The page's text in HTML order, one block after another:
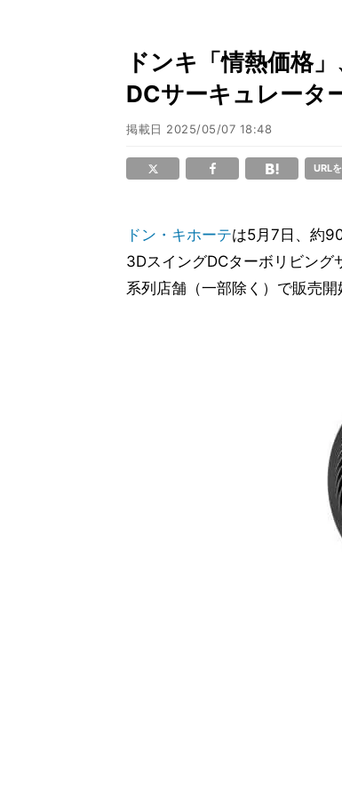
ドンキ「情熱価格
DCサーキュレータ
掲載日 2025/05/07 18:48
URL
ドン・キホーテは5月7日、約
3DスイングDCターボリビング
系列店舗（一部除く）で販売